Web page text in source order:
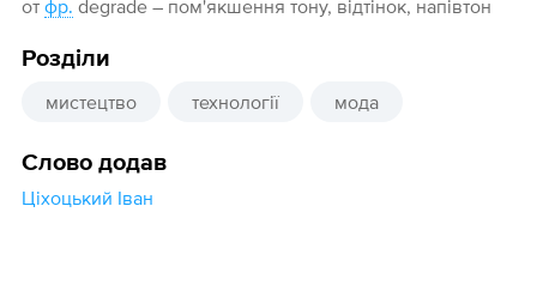
от фр. degrade – пом'якшення тону, відтінок, напівтон
Розділи
мистецтво технології мода
Слово додав
Ціхоцький Іван